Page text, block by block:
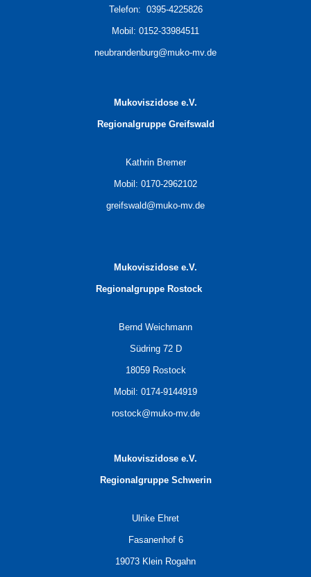
Telefon: 0395-4225826
Mobil: 0152-33984511
neubrandenburg@muko-mv.de
Mukoviszidose e.V.
Regionalgruppe Greifswald
Kathrin Bremer
Mobil: 0170-2962102
greifswald@muko-mv.de
Mukoviszidose e.V.
Regionalgruppe Rostock
Bernd Weichmann
Südring 72 D
18059 Rostock
Mobil: 0174-9144919
rostock@muko-mv.de
Mukoviszidose e.V.
Regionalgruppe Schwerin
Ulrike Ehret
Fasanenhof 6
19073 Klein Rogahn